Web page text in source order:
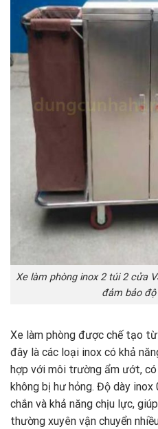
Xe làm phòng inox 2 túi 2 cửa
đảm bảo độ
Xe làm phòng được chế tạo
đây là các loại inox có khả
hợp với môi trường ẩm ướt,
không bị hư hỏng. Độ dày
chắn và khả năng chịu lực,
thường xuyên vận chuyển